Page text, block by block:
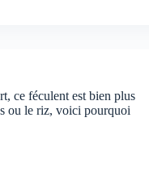
ce féculent est bien plus
ou le riz, voici pourquoi